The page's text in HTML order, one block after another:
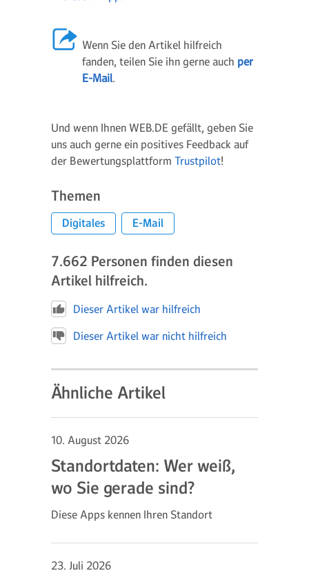
Wenn Sie den Artikel hilfreich
fanden, teilen Sie ihn gerne auch per
E-Mail.
Und wenn Ihnen WEB.DE gefällt, geben Sie
uns auch gerne ein positives Feedback auf
der Bewertungsplattform Trustpilot!
Themen
Digitales E-Mail
7.662 Personen finden diesen
Artikel hilfreich.
Dieser Artikel war hilfreich
Dieser Artikel war nicht hilfreich
Ähnliche Artikel
10. August 2026
Standortdaten: Wer weiß,
wo Sie gerade sind?
Diese Apps kennen Ihren Standort
23. Juli 2026